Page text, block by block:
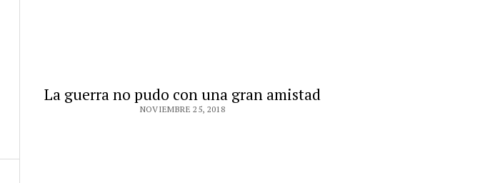
La guerra no pudo con una gran amistad
NOVIEMBRE 25, 2018